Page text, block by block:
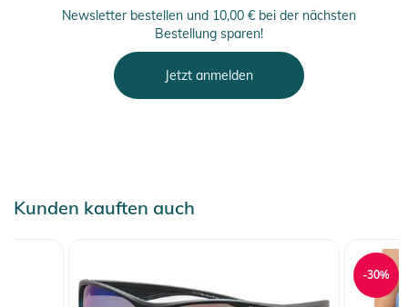
Newsletter bestellen und 10,00 € bei der nächsten
Bestellung sparen!
Jetzt anmelden
Kunden kauften auch
-30%